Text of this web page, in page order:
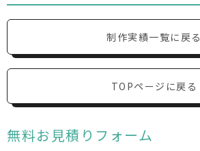
制作実績一覧に戻る
TOPページに戻る
無料お見積りフォーム